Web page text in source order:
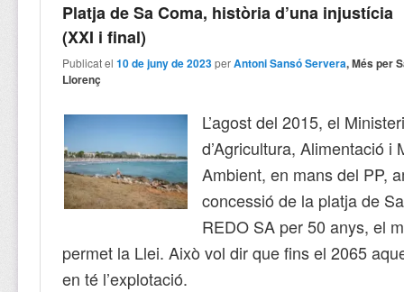
Platja de Sa Coma, història d’una injustícia
(XXI i final)
Publicat el10 de juny de 2023 perAntoni Sansó Servera, Més per
Llorenç
L’agost del 2015, el
d’Agricultura, Alimentació i
Ambient, en mans del PP,
concessió de la platja de
REDO SA per 50 anys, el
permet la Llei. Això vol dir que fins el 2065
en té l’explotació.